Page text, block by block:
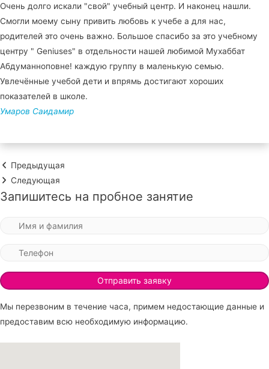
Очень долго искали "свой" учебный центр. И наконец нашли.
Смогли моему сыну привить любовь к учебе а для нас,
родителей это очень важно. Большое спасибо за это учебному
центру " Geniuses" в отдельности нашей любимой Мухаббат
Абдуманноповне! каждую группу в маленькую семью.
Увлечённые учебой дети и впрямь достигают хороших
показателей в школе.
Умаров Саидамир
Предыдущая
Следующая
Запишитесь на пробное занятие
Мы перезвоним в течение часа, примем недостающие данные и
предоставим всю необходимую информацию.